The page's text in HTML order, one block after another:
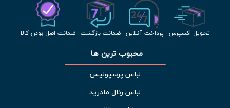
تحویل اکسپرس پرداخت آنلاین ضمانت بازگشت ضمانت اصل بودن کالا
محبوب ترین ها
لباس پرسپولیس
لباس رئال مادرید